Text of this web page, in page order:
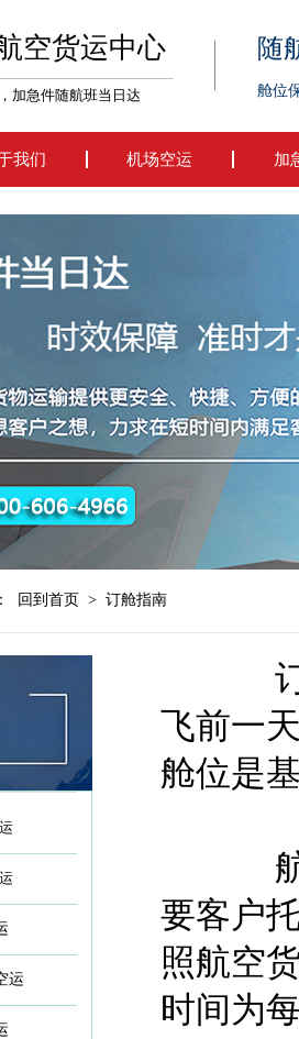
空货运中心
加急件随航班当日达
随
舱位
我们 机场空运 加
回到首页 > 订舱指南
运
订舱
飞前一
舱位是
航空
要客户
照航空
时间为